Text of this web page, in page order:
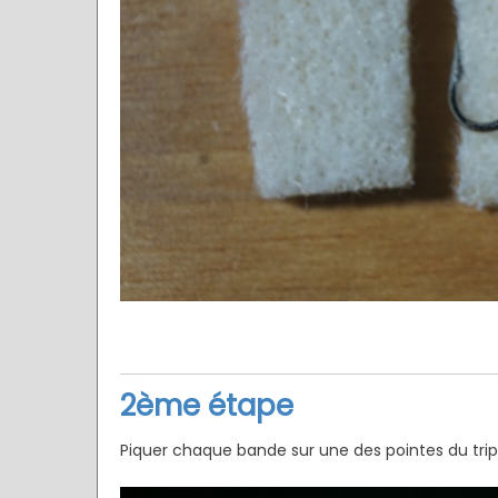
2ème étape
Piquer chaque bande sur une des pointes du